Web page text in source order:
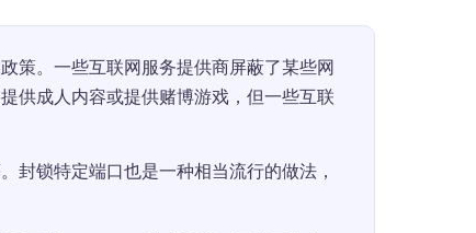
策。一些互联网服务提供商屏蔽了某些网
供成人内容或提供赌博游戏，但一些互联
封锁特定端口也是一种相当流行的做法，